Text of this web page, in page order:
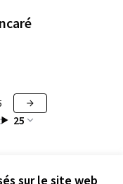
sur le site web
25